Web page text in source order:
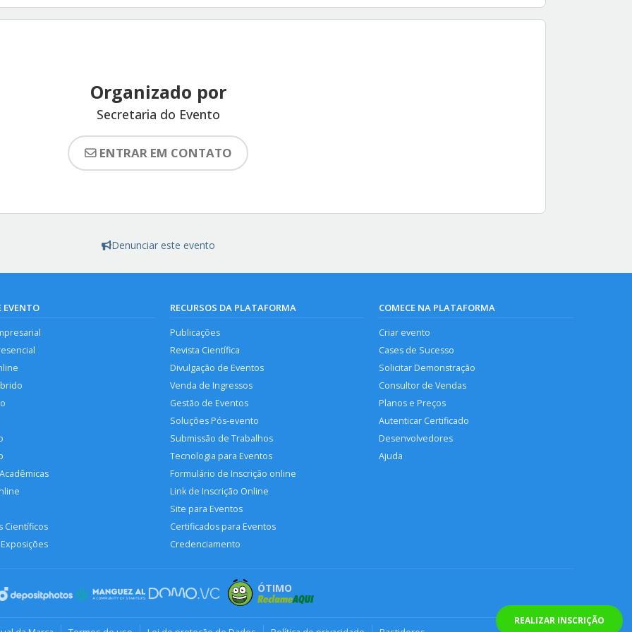
REALIZAR INSCRIÇÃO
Organizado por
Secretaria do Evento
ENTRAR EM CONTATO
Denunciar este evento
EVENTO
Científicos
RECURSOS DA PLATAFORMA
Publicações
Revista Científica
Divulgação de Eventos
Venda de Ingressos
Gestão de Eventos
Soluções Pós-evento
Submissão de Trabalhos
Tecnologia para Eventos
Formulário de Inscrição online
Link de Inscrição Online
Site para Eventos
Certificados para Eventos
Credenciamento
COMECE NA PLATAFORMA
Criar evento
Cases de Sucesso
Solicitar Demonstração
Consultor de Vendas
Planos e Preços
Autenticar Certificado
Desenvolvedores
Ajuda
ÓTIMO